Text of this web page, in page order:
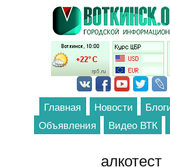
Перейти к основному содержанию
Главная Новости
Объявления
Видео ВТК
алкотест